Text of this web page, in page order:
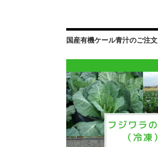
国産有機ケール青汁のご注文